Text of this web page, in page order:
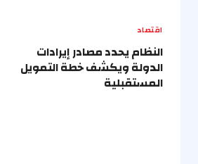
اقتصاد
النظام يحدد مصادر إيرادات
الدولة ويكشف خطة التمويل
المستقبلية